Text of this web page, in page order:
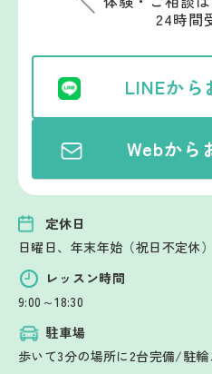
24時間
LINEから
Webから
定休日
日曜日、年末年始（祝日不定休）
レッスン時間
9:00～18:30
駐車場
歩いて3分の場所に2台完備/駐輪